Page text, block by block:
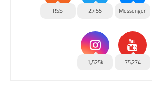
Messenger
2,455
RSS
75,274
1,525k